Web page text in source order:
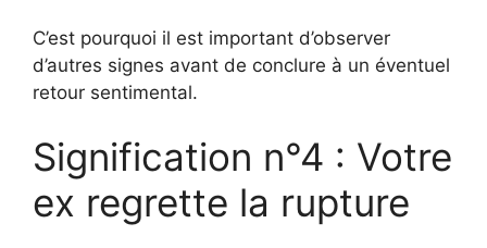
C’est pourquoi il est important d’observer
d’autres signes avant de conclure à un éventuel
retour sentimental.
Signification n°4 : Votre
ex regrette la rupture